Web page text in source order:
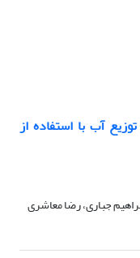
آب با استفاده از
جباری، رضا معاشری